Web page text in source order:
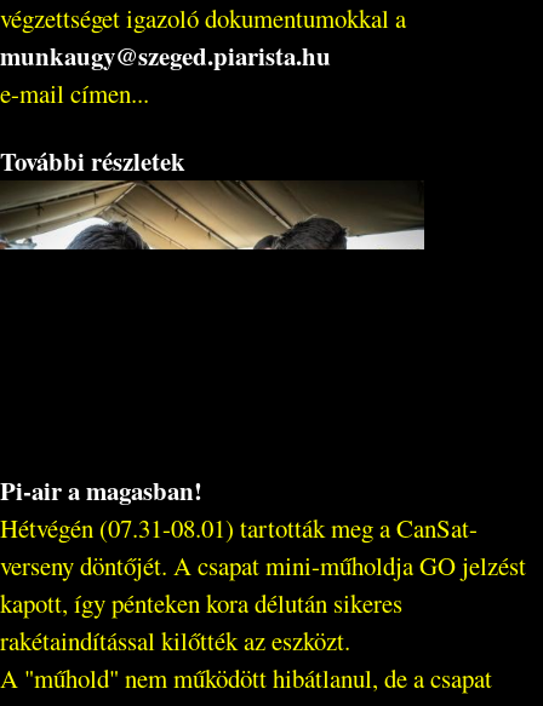
végzettséget igazoló dokumentumokkal a
munkaugy@szeged.piarista.hu
e-mail címen...
További részletek
Pi-air a magasban!
Hétvégén (07.31-08.01) tartották meg a CanSat-
verseny döntőjét. A csapat mini-műholdja GO jelzést
kapott, így pénteken kora délután sikeres
rakétaindítással kilőtték az eszközt.
A "műhold" nem működött hibátlanul, de a csapat